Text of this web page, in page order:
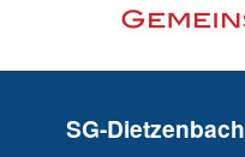
SG-Dietzenbach